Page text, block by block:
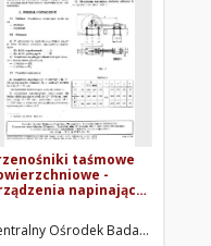
Węgla SEPARATOR.
taśmowe
-
napinające
wymiary BN-
0452-10Ośrodek Badawczo-